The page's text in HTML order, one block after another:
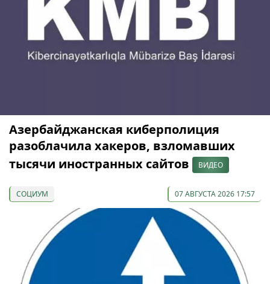
Азербайджанская киберполиция
разоблачила хакеров, взломавших
тысячи иностранных сайтов
ВИДЕО
СОЦИУМ 07 АВГУСТА 2026 17:57